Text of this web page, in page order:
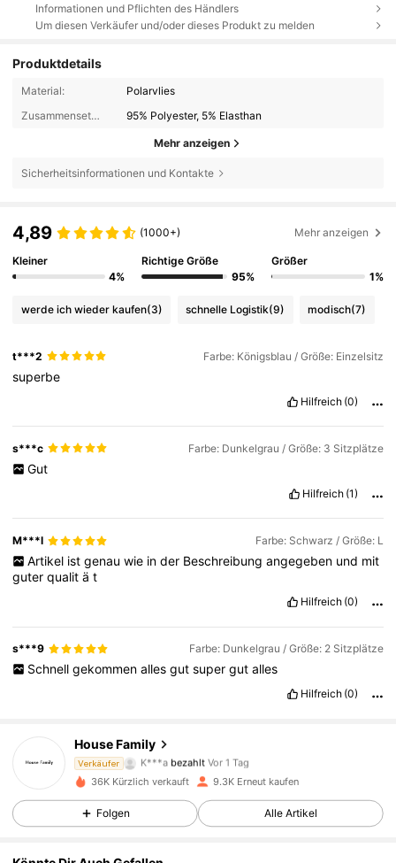
Informationen und Pflichten des Händlers
Um diesen Verkäufer und/oder dieses Produkt zu melden
Produktdetails
Material:
Polarvlies
Zusammensetzung:
95% Polyester, 5% Elasthan
Mehr anzeigen
Sicherheitsinformationen und Kontakte
4,89 (1000+) Mehr anzeigen
Kleiner
4%
Richtige Größe
95%
Größer
1%
werde ich wieder kaufen(3) schnelle Logistik(9) modisch(7)
t***2 Farbe: Königsblau / Größe: Einzelsitz
superbe
Hilfreich (0)
s***c Farbe: Dunkelgrau / Größe: 3 Sitzplätze
Gut
Hilfreich (1)
M***l Farbe: Schwarz / Größe: L
Artikel ist genau wie in der Beschreibung angegeben und mit
guterqualität
Hilfreich (0)
s***9 Farbe: Dunkelgrau / Größe: 2 Sitzplätze
Schnell gekommen alles gut super gut alles
Hilfreich (0)
House Family
Verkäufer
4,85
2.8K Follower
K***a bezahlt Vor 1 Tag
2.8K Follower
36K Kürzlich verkauft 9.3K Erneut kaufen
Folgen Alle Artikel